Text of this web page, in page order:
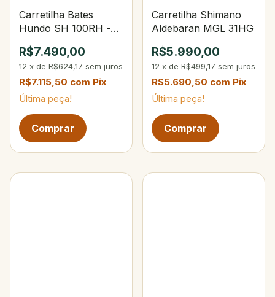
Carretilha Bates
Hundo SH 100RH -
R$7.490,00
12 x de R$624,17 sem juros
R$7.115,50 com Pix
Última peça!
Carretilha Shimano
Aldebaran MGL 31HG
R$5.990,00
12 x de R$499,17 sem juros
R$5.690,50 com Pix
Última peça!